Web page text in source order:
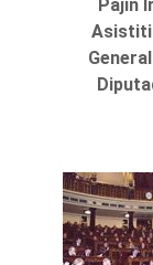
Pajín